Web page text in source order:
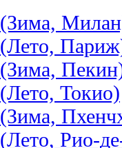
Токио)
Рио-